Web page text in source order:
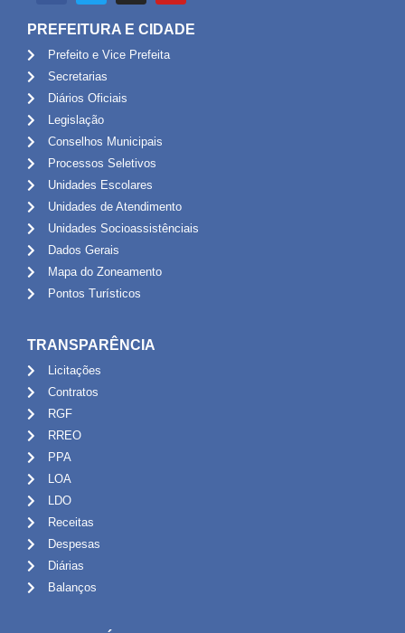
PREFEITURA E CIDADE
Prefeito e Vice Prefeita
Secretarias
Diários Oficiais
Legislação
Conselhos Municipais
Processos Seletivos
Unidades Escolares
Unidades de Atendimento
Unidades Socioassistênciais
Dados Gerais
Mapa do Zoneamento
Pontos Turísticos
TRANSPARÊNCIA
Licitações
Contratos
RGF
RREO
PPA
LOA
LDO
Receitas
Despesas
Diárias
Balanços